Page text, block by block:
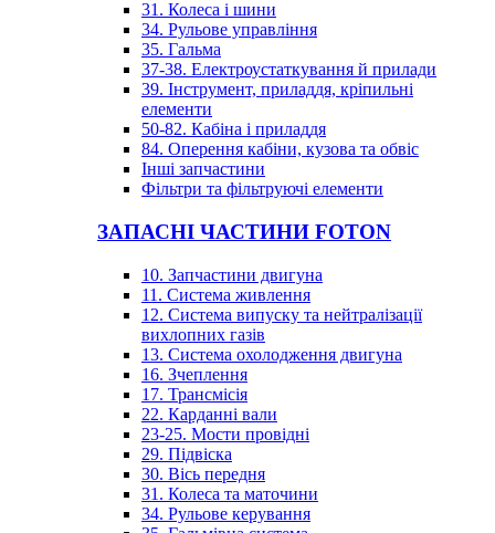
31. Колеса і шини
34. Рульове управління
35. Гальма
37-38. Електроустаткування й прилади
39. Інструмент, приладдя, кріпильні
елементи
50-82. Кабіна і приладдя
84. Оперення кабіни, кузова та обвіс
Інші запчастини
Фільтри та фільтруючі елементи
ЗАПАСНІ ЧАСТИНИ FOTON
10. Запчастини двигуна
11. Система живлення
12. Система випуску та нейтралізації
вихлопних газів
13. Система охолодження двигуна
16. Зчеплення
17. Трансмісія
22. Карданні вали
23-25. Мости провідні
29. Підвіска
30. Вісь передня
31. Колеса та маточини
34. Рульове керування